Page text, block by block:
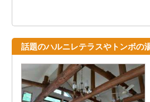
話題のハルニレテラスやトンボの